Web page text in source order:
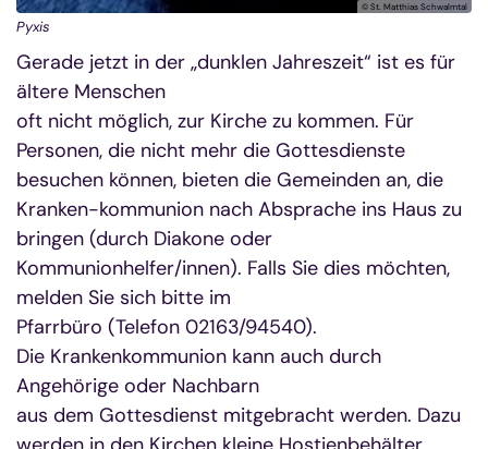
© St. Matthias Schwalmtal
Pyxis
Gerade jetzt in der „dunklen Jahreszeit“ ist es für
ältere Menschen
oft nicht möglich, zur Kirche zu kommen. Für
Personen, die nicht mehr die Gottesdienste
besuchen können, bieten die Gemeinden an, die
Kranken-kommunion nach Absprache ins Haus zu
bringen (durch Diakone oder
Kommunionhelfer/innen). Falls Sie dies möchten,
melden Sie sich bitte im
Pfarrbüro (Telefon 02163/94540).
Die Krankenkommunion kann auch durch
Angehörige oder Nachbarn
aus dem Gottesdienst mitgebracht werden. Dazu